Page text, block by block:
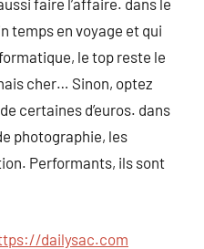
faire l’affaire. dans le
temps en voyage et qui
le top reste le
cher… Sinon, optez
certaines d’euros. dans
photographie, les
Performants, ils sont
dailysac.com